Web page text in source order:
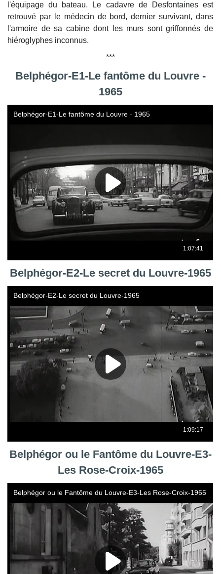
l'équipage du bateau. Le cadavre de Desfontaines est
retrouvé par le médecin de bord, dernier survivant, dans
l'armoire de sa cabine dont les murs sont griffonnés de
hiéroglyphes inconnus.
***
Belphégor-E1-Le fantôme du Louvre -
1965
Belphégor-E2-Le secret du Louvre-1965
Belphégor ou le Fantôme du Louvre-E3-
Les Rose-Croix-1965